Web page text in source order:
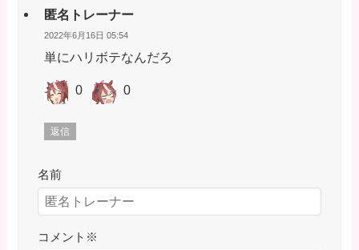
匿名トレーナー
2022年6月16日 05:54
単にハリボテなんだろ
0 0
返信
名前
コメント ※